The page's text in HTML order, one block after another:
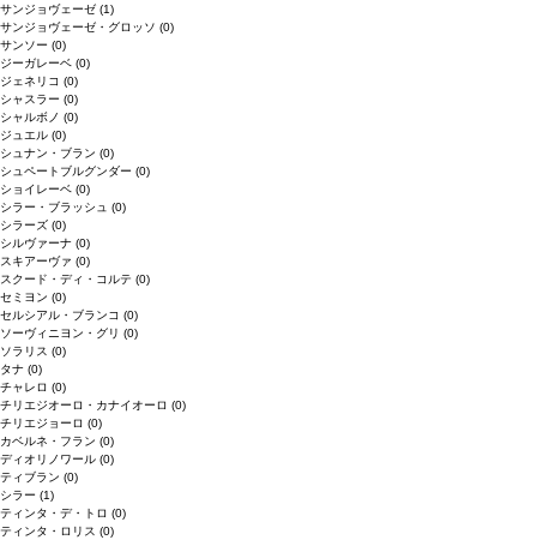
サンジョヴェーゼ (1)
サンジョヴェーゼ・グロッソ (0)
サンソー (0)
ジーガレーベ (0)
ジェネリコ (0)
シャスラー (0)
シャルボノ (0)
ジュエル (0)
シュナン・ブラン (0)
シュペートブルグンダー (0)
ショイレーベ (0)
シラー・ブラッシュ (0)
シラーズ (0)
シルヴァーナ (0)
スキアーヴァ (0)
スクード・ディ・コルテ (0)
セミヨン (0)
セルシアル・ブランコ (0)
ソーヴィニヨン・グリ (0)
ソラリス (0)
タナ (0)
チャレロ (0)
チリエジオーロ・カナイオーロ (0)
チリエジョーロ (0)
カベルネ・フラン (0)
ディオリノワール (0)
ティブラン (0)
シラー (1)
ティンタ・デ・トロ (0)
ティンタ・ロリス (0)